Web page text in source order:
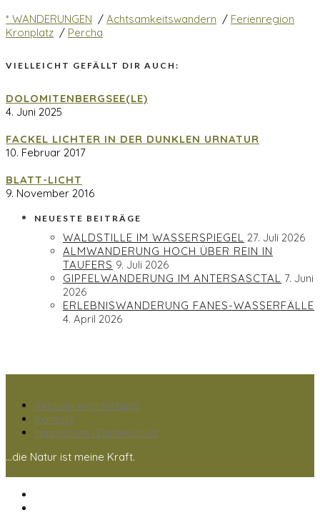
* WANDERUNGEN / Achtsamkeitswandern / Ferienregion
Kronplatz / Percha
VIELLEICHT GEFÄLLT DIR AUCH:
DOLOMITENBERGSEE(LE)
4. Juni 2025
FACKEL LICHTER IN DER DUNKLEN URNATUR
10. Februar 2017
BLATT-LICHT
9. November 2016
NEUESTE BEITRÄGE
WALDSTILLE IM WASSERSPIEGEL 27. Juli 2026
ALMWANDERUNG HOCH ÜBER REIN IN
TAUFERS 9. Juli 2026
GIPFELWANDERUNG IM ANTERSASCTAL 7. Juni
2026
ERLEBNISWANDERUNG FANES-WASSERFÄLLE
4. April 2026
Aktuelle Wandertipps
Kontakt
Impressum | Datenschutz
...die Natur ist meine Kraft.